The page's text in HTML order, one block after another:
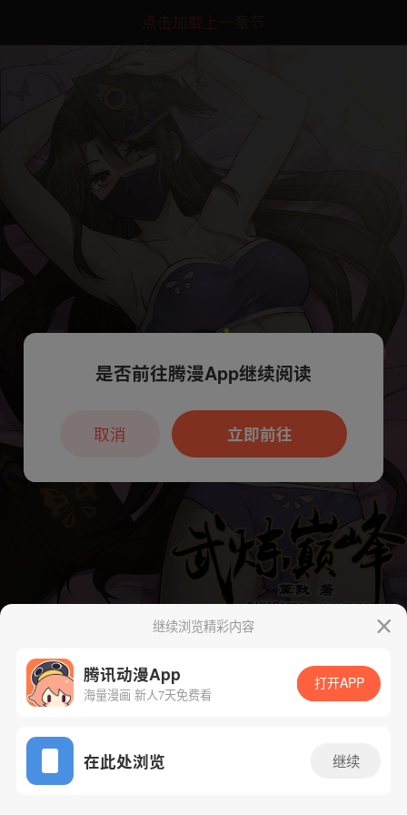
点击加载上一章节
App免费看
下一话 腾漫App免费看
继续浏览精彩内容
腾讯动漫App
海量漫画 新人7天免费看
打开APP
在此处浏览 继续
本章节仅支持App阅读，可打开App新用
户7天免费看
是否前往腾漫App继续阅读
立即前往
取消